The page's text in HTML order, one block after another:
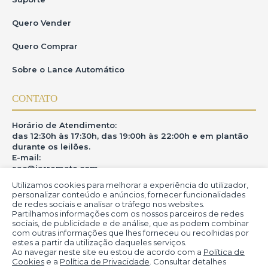
Utilizamos cookies para melhorar a experiência do utilizador,
personalizar conteúdo e anúncios, fornecer funcionalidades
de redes sociais e analisar o tráfego nos websites.
Partilhamos informações com os nossos parceiros de redes
sociais, de publicidade e de análise, que as podem combinar
com outras informações que lhes forneceu ou recolhidas por
estes a partir da utilização daqueles serviços.
Ao navegar neste site eu estou de acordo com a Política de
Cookies e a Política de Privacidade . Consultar detalhes
os atualizados.
•Manter a confidencialidade de seu login e
senha,responsabilizando-se por seu uso.
•Arcar com as obrigações assumidas ao realizar
lances,inclusive o pagamento dos lotes arrematados.Em caso
taxa de administração,comissão do leiloeiro e multa de
20%devidaàgaleria e 10%devida ao iArremate.
validade de procurações privadas ou informais para o acesso e
lances realizados no sistema.Somente seráaceita procuração
por instrumento públicos,formalizada em Cartório,com
poderes específicos para representação no leilão,e esta
deveráser apresentada com antecedência mínima de 48
horas antes do pregão ou do lance,para que possa ser
validada e registrada pela equipe do iArremate.Caso a
procuração não seja apresentada dentro do prazo
A inadimplência resultaráem sanções previstas no edital do
leilão e a exclusão definitiva do sistema do iArremate.
7.Responsabilidade do iArremate
O iArremate se compromete a cumprir todas as legislações
aplicáveis sobre o uso correto dos dados pessoais dos
usuários,protegendo sua privacidade e garantindo os direitos
Quero Vender
Quero Comprar
Sobre o Lance Automático
CONTATO
Horário de Atendimento:
das 12:30h às 17:30h, das 19:00h às 22:00h e em plantão
durante os leilões.
E-mail:
sac@iarremate.com
ONDE ESTAMOS
R. Heitor Modesto, 28 - Estação São Lourenço - MG
CEP: 37470-000